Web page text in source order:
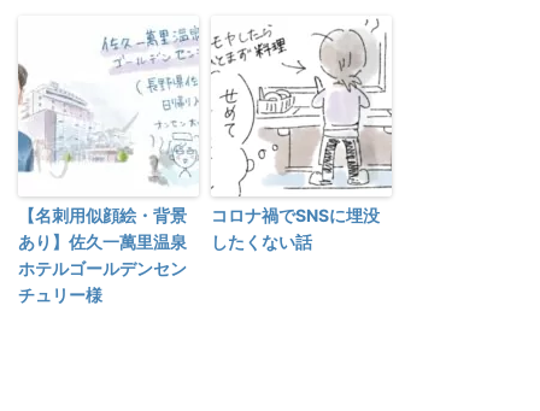
【名刺用似顔絵・背景
あり】佐久一萬里温泉
ホテルゴールデンセン
チュリー様
コロナ禍でSNSに埋没
したくない話